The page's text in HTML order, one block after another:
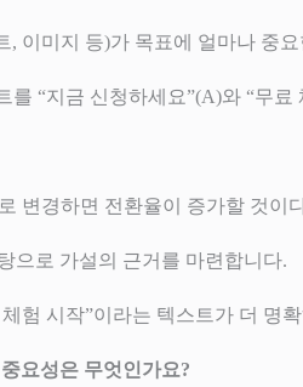
, 이미지 등)가 목표에 얼마나 중
를 “지금 신청하세요”(A)와 “무
변경하면 전환율이 증가할 것이
으로 가설의 근거를 마련합니다.
험 시작”이라는 텍스트가 더
요성은 무엇인가요?